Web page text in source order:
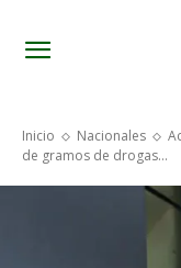
Inicio Nacionales
de gramos de drogas...